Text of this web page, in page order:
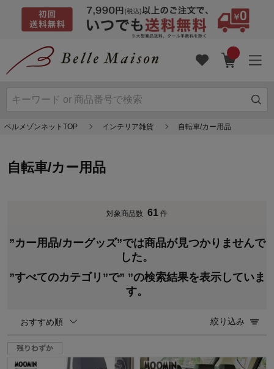
ベルメゾンネットTOP インテリア雑貨 自転車/カー用品
自転車/カー用品
対象商品数 61 件
”カー用品/カーグッズ”では商品が見つかりませんで
した。
”すべてのカテゴリ”で” ”の検索結果を表示していま
す。
おすすめ順 絞り込み